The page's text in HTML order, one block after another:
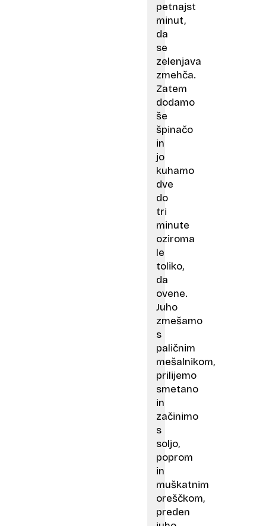
petnajst
minut,
da
se
zelenjava
zmehča.
Zatem
dodamo
še
špinačo
in
jo
kuhamo
dve
do
tri
minute
oziroma
le
toliko,
da
ovene.
Juho
zmešamo
s
paličnim
mešalnikom,
prilijemo
smetano
in
začinimo
s
soljo,
poprom
in
muškatnim
oreščkom,
preden